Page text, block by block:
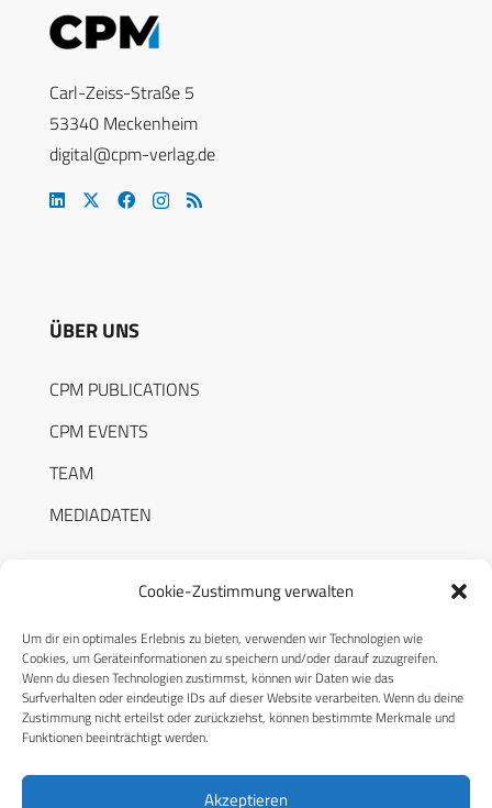
Cookie-Zustimmung verwalten
Um dir ein optimales Erlebnis zu bieten, verwenden wir Technologien wie
Cookies, um Geräteinformationen zu speichern und/oder darauf zuzugreifen.
Wenn du diesen Technologien zustimmst, können wir Daten wie das
Surfverhalten oder eindeutige IDs auf dieser Website verarbeiten. Wenn du deine
Zustimmung nicht erteilst oder zurückziehst, können bestimmte Merkmale und
Funktionen beeinträchtigt werden.
Akzeptieren
Carl-Zeiss-Straße 5
53340 Meckenheim
digital@cpm-verlag.de
ÜBER UNS
CPM PUBLICATIONS
CPM EVENTS
TEAM
MEDIADATEN
RECHTLICHES
Datenschutzerklärung
Cookie-Richtlinie (EU)